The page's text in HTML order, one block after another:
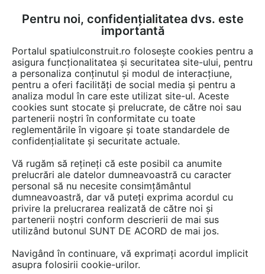
FĂ-ȚI CONT LOGIN
CUM SE FACE
Afla totul despre "Invelitori
metalici"
32 ARTICOLE RESTRANGE
Pentru noi, confidențialitatea dvs. este
importantă
Portalul spatiulconstruit.ro folosește cookies pentru a
asigura funcționalitatea și securitatea site-ului, pentru
a personaliza conținutul și modul de interacțiune,
pentru a oferi facilități de social media și pentru a
analiza modul în care este utilizat site-ul. Aceste
cookies sunt stocate și prelucrate, de către noi sau
partenerii noștri în conformitate cu toate
reglementările în vigoare și toate standardele de
confidențialitate și securitate actuale.
Vă rugăm să rețineți că este posibil ca anumite
prelucrări ale datelor dumneavoastră cu caracter
personal să nu necesite consimțământul
dumneavoastră, dar vă puteți exprima acordul cu
privire la prelucrarea realizată de către noi și
partenerii noștri conform descrierii de mai sus
utilizând butonul SUNT DE ACORD de mai jos.
Navigând în continuare, vă exprimați acordul implicit
asupra folosirii cookie-urilor.